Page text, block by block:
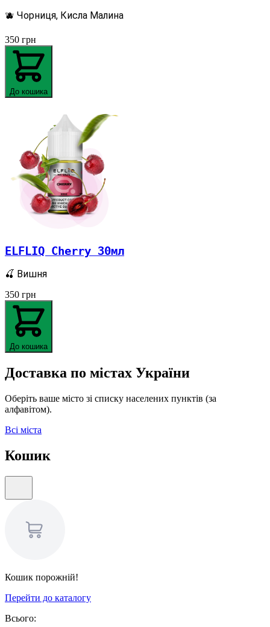
🫐 Чорниця, Кисла Малина
350 грн
До кошика
ELFLIQ Cherry 30мл
🍒 Вишня
350 грн
До кошика
Доставка по містах України
Оберіть ваше місто зі списку населених пунктів (за
алфавітом).
Всі міста
Кошик
Кошик порожній!
Перейти до каталогу
Всього: